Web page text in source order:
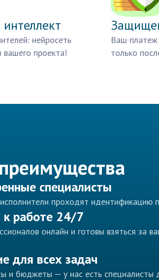
нейросеть
проекта!
Ваш платеж
только
специалисты
проходят идентификацию
к работе 24/7
онлайн и готовы взяться за
для всех задач
и бюджеты — у нас есть специалисты